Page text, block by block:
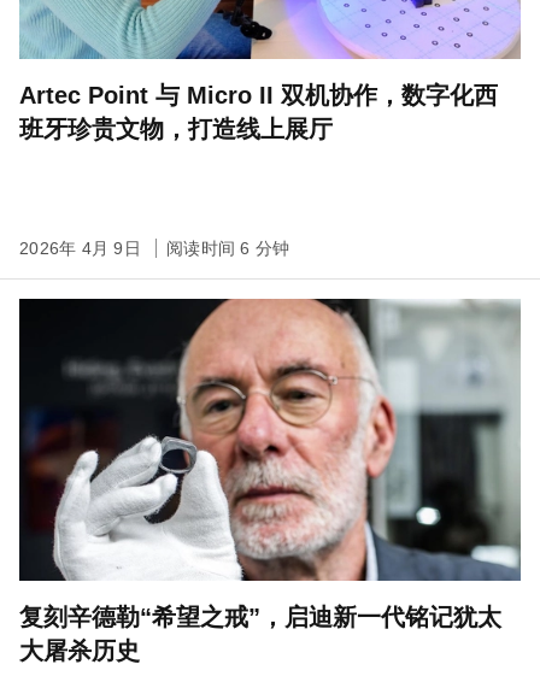
Artec Point 与 Micro II 双机协作，数字化西
班牙珍贵文物，打造线上展厅
2026年 4月 9日 阅读时间 6 分钟
复刻辛德勒“希望之戒”，启迪新一代铭记犹太
大屠杀历史